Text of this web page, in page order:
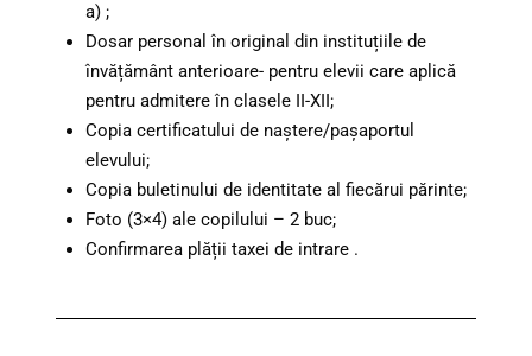
a) ;
Dosar personal în original din instituțiile de
învățământ anterioare- pentru elevii care aplică
pentru admitere în clasele II-XII;
Copia certificatului de naștere/pașaportul
elevului;
Copia buletinului de identitate al fiecărui părinte;
Foto (3×4) ale copilului – 2 buc;
Confirmarea plății taxei de intrare .